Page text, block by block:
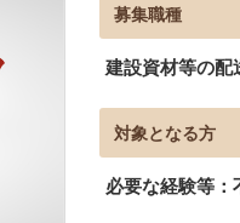
募集職種
建設資材等の
対象となる方
必要な経験等